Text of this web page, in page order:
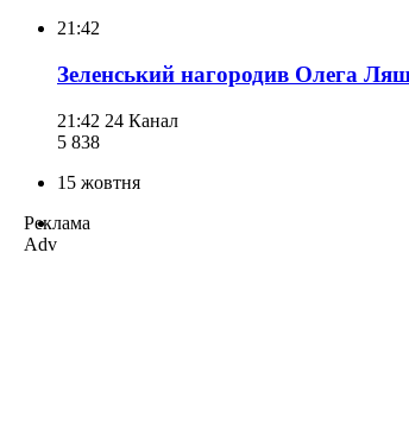
21:42
Зеленський нагородив Олега
21:42 24 Канал
5 838
15 жовтня
Реклама
Adv